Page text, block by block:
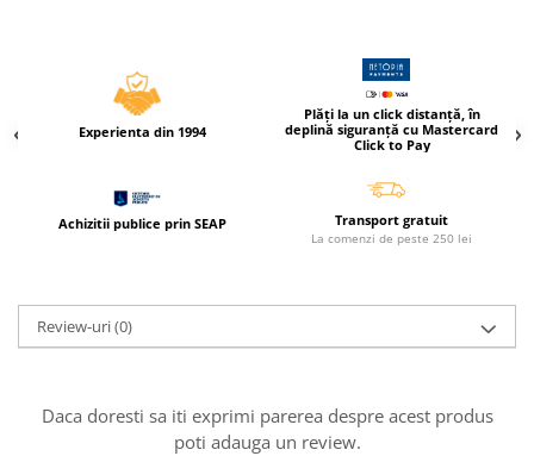
Etichete scolare
Acuarele, guase, tempera si
pensule
Creioane cerate
Creioane colorate
Cerneala si rezerva pentru stilou
Experienta din 1994
Plăți la un click distanță, în
deplină siguranță cu Mastercard
Click to Pay
Achizitii publice prin SEAP Transport gratuit
La comenzi de peste 250 lei
Review-uri(0)
Daca doresti sa iti exprimi parerea despre acest produs
poti adauga un review.